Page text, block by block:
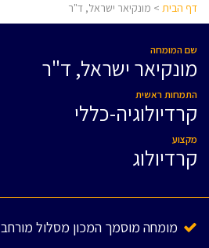
דף הבית > מונקיאר ישראל, ד"ר
שם המומחה
מונקיאר ישראל, ד"ר
התמחות ראשית
קרדיולוגיה-כללי
מקצוע
קרדיולוג
מומחה מוסמך המכון מסלול מורחב